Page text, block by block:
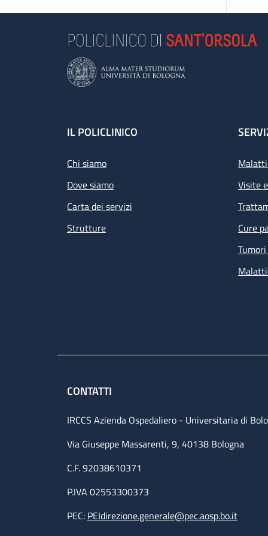
Footer
IL POLICLINICO
Chi siamo
Dove siamo
Carta dei servizi
Strutture
Visite
Cure
CONTATTI
IRCCS Azienda Ospedaliero - Universitaria di
Via Giuseppe Massarenti, 9, 40138 Bologna
C.F. 92038610371
P.IVA 02553300373
PEC: PEIdirezione.generale@pec.aosp.bo.it